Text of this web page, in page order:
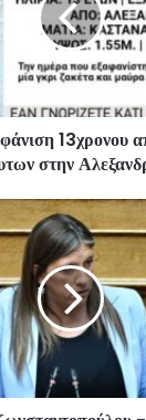
13χρονου
στην